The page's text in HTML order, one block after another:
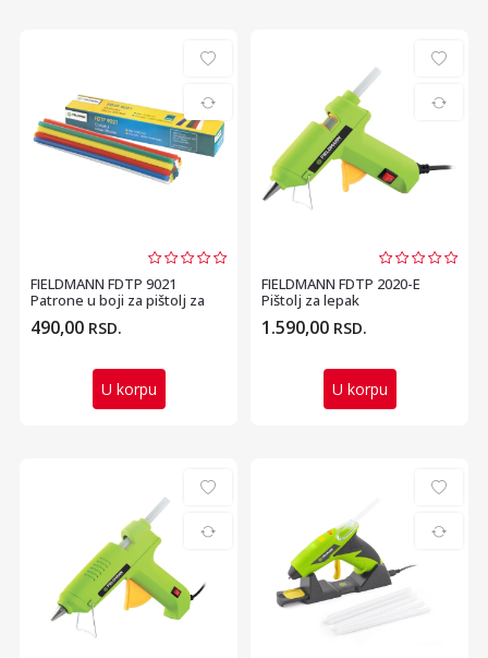
FIELDMANN FDTP 9021
Patrone u boji za pištolj za
lepak (7x200mm)
490,00 RSD.
U korpu
FIELDMANN FDTP 2020-E
Pištolj za lepak
1.590,00 RSD.
U korpu